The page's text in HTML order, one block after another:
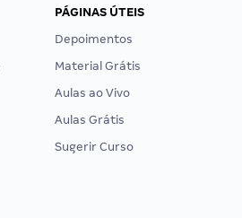
PÁGINAS ÚTEIS
Depoimentos
Material Grátis
Aulas ao Vivo
Aulas Grátis
Sugerir Curso